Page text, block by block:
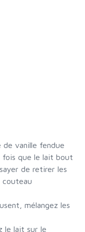
de vanille fendue
fois que le lait bout
de retirer les
couteau
mélangez les
le lait sur le